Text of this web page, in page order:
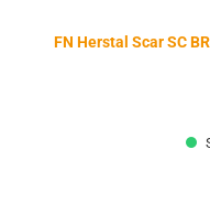
FN Herstal Scar SC